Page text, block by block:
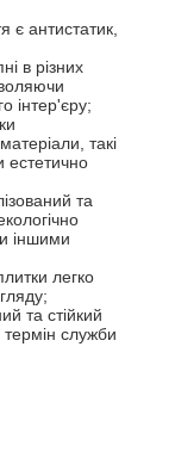
є антистатик,
в різних
інтер'єру;
такі
естетично
та
іншими
легко
та стійкий
служби